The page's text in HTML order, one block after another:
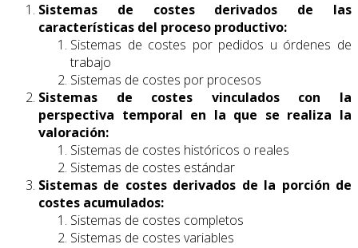
Sistemas de costes derivados de las
características del proceso productivo:
Sistemas de costes por pedidos u órdenes de
trabajo
Sistemas de costes por procesos
Sistemas de costes vinculados con la
perspectiva temporal en la que se realiza la
valoración:
Sistemas de costes históricos o reales
Sistemas de costes estándar
Sistemas de costes derivados de la porción de
costes acumulados:
Sistemas de costes completos
Sistemas de costes variables